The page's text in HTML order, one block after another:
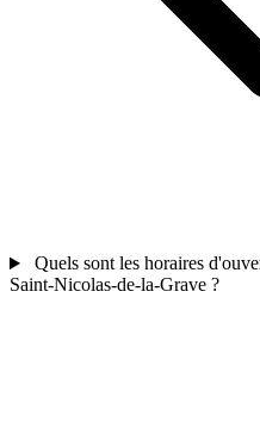
Quels sont les horaires
Saint-Nicolas-de-la-Grave ?